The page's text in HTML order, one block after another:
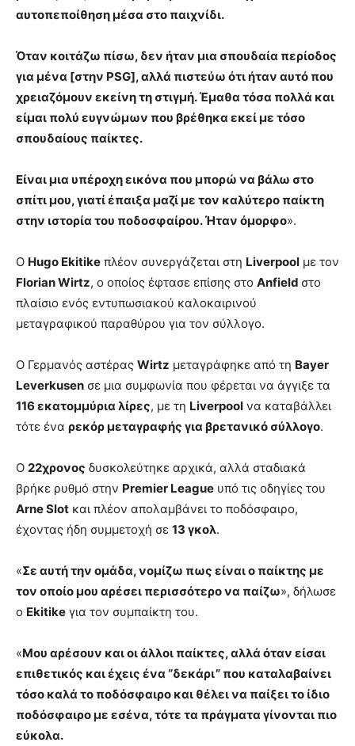
αυτοπεποίθηση μέσα στο παιχνίδι.
Όταν κοιτάζω πίσω, δεν ήταν μια σπουδαία περίοδος
για μένα [στην PSG], αλλά πιστεύω ότι ήταν αυτό που
χρειαζόμουν εκείνη τη στιγμή. Έμαθα τόσα πολλά και
είμαι πολύ ευγνώμων που βρέθηκα εκεί με τόσο
σπουδαίους παίκτες.
Είναι μια υπέροχη εικόνα που μπορώ να βάλω στο
σπίτι μου, γιατί έπαιξα μαζί με τον καλύτερο παίκτη
στην ιστορία του ποδοσφαίρου. Ήταν όμορφο».
Ο Hugo Ekitike πλέον συνεργάζεται στη Liverpool με τον
Florian Wirtz, ο οποίος έφτασε επίσης στο Anfield στο
πλαίσιο ενός εντυπωσιακού καλοκαιρινού
μεταγραφικού παραθύρου για τον σύλλογο.
Ο Γερμανός αστέρας Wirtz μεταγράφηκε από τη Bayer
Leverkusen σε μια συμφωνία που φέρεται να άγγιξε τα
116 εκατομμύρια λίρες, με τη Liverpool να καταβάλλει
τότε ένα ρεκόρ μεταγραφής για βρετανικό σύλλογο.
Ο 22χρονος δυσκολεύτηκε αρχικά, αλλά σταδιακά
βρήκε ρυθμό στην Premier League υπό τις οδηγίες του
Arne Slot και πλέον απολαμβάνει το ποδόσφαιρο,
έχοντας ήδη συμμετοχή σε 13 γκολ.
«Σε αυτή την ομάδα, νομίζω πως είναι ο παίκτης με
τον οποίο μου αρέσει περισσότερο να παίζω», δήλωσε
ο Ekitike για τον συμπαίκτη του.
«Μου αρέσουν και οι άλλοι παίκτες, αλλά όταν είσαι
επιθετικός και έχεις ένα “δεκάρι” που καταλαβαίνει
τόσο καλά το ποδόσφαιρο και θέλει να παίξει το ίδιο
ποδόσφαιρο με εσένα, τότε τα πράγματα γίνονται πιο
εύκολα.